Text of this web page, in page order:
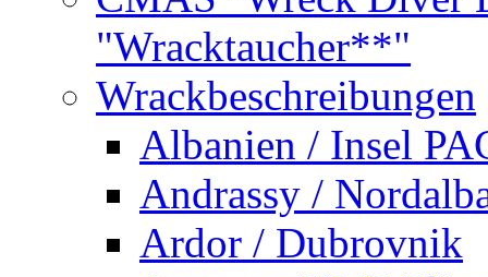
"Wracktaucher**"
Wrackbeschreibungen
Albanien / Insel
Andrassy /
Ardor / Dubrovnik